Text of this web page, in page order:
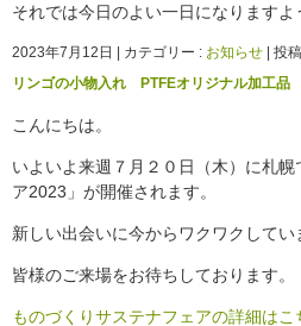
それでは今日のよい一日になりますよ
2023年7月12日 | カテゴリー : お知らせ | 投
リンゴの小物入れ PTFEオリジナル加工品
こんにちは。
いよいよ来週７月２０日（木）に札
ア2023」が開催されます。
新しい出会いに今からワクワクしてい
皆様のご来場をお待ちしております。
ものづくりサステナフェアの詳細はこ